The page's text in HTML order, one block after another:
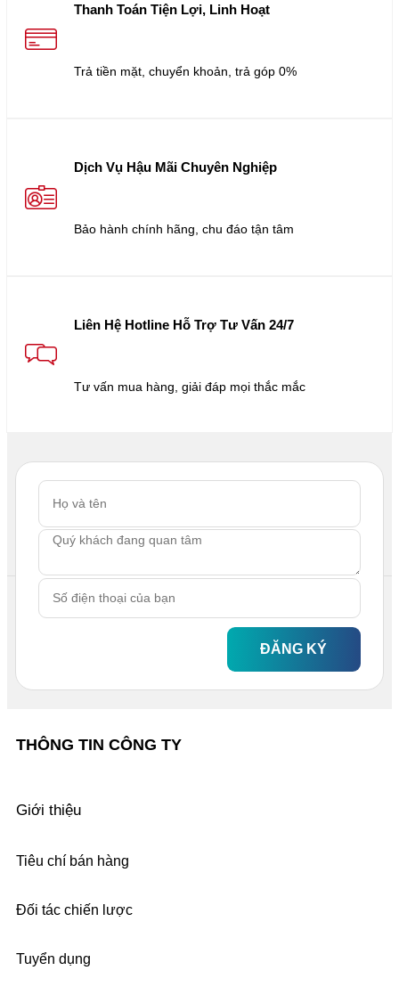
Thanh Toán Tiện Lợi, Linh Hoạt
Trả tiền mặt, chuyển khoản, trả góp 0%
Dịch Vụ Hậu Mãi Chuyên Nghiệp
Bảo hành chính hãng, chu đáo tận tâm
Liên Hệ Hotline Hỗ Trợ Tư Vấn 24/7
Tư vấn mua hàng, giải đáp mọi thắc mắc
ĐĂNG KÝ
THÔNG TIN CÔNG TY
Giới thiệu
Tiêu chí bán hàng
Đối tác chiến lược
Tuyển dụng